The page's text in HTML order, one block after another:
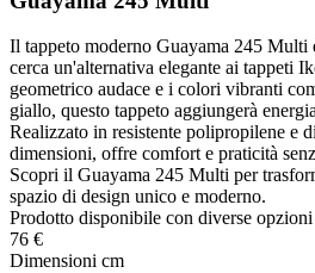
Il tappeto moderno Guayama 245 Multi
cerca un'alternativa elegante ai tappeti
geometrico audace e i colori vibranti
giallo, questo tappeto aggiungerà
Realizzato in resistente polipropilene e
dimensioni, offre comfort e praticità
Scopri il Guayama 245 Multi per
spazio di design unico e moderno.
Prodotto disponibile con diverse opzioni
76 €
Dimensioni cm